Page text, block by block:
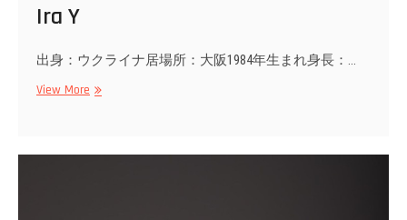
Ira Y
出身：ウクライナ居場所：大阪1984年生まれ身長：…
View More Ira